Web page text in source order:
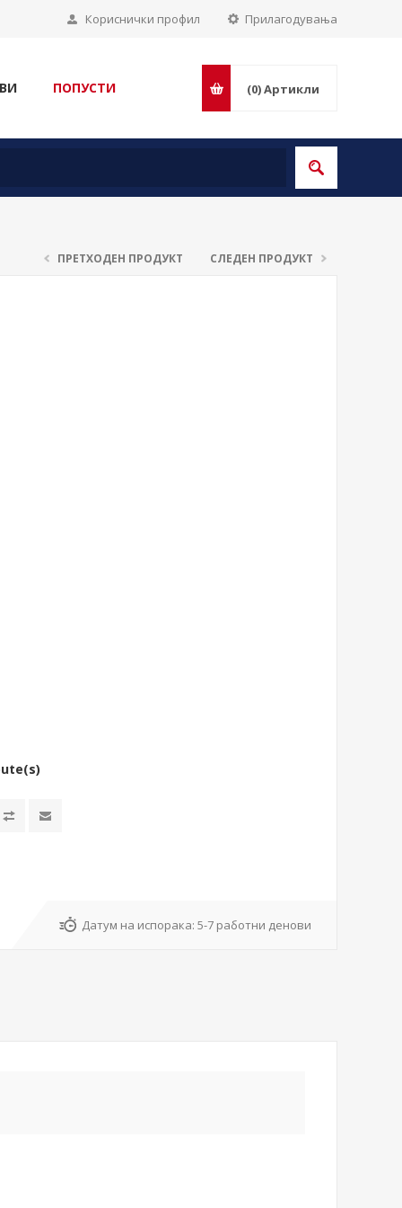
Прилагодувања
Кориснички профил
ПОПУСТИ (0)Артикли
ПРЕТХОДЕН ПРОДУКТ СЛЕДЕН ПРОДУКТ
Датум на испорака: 5-7 работни денови